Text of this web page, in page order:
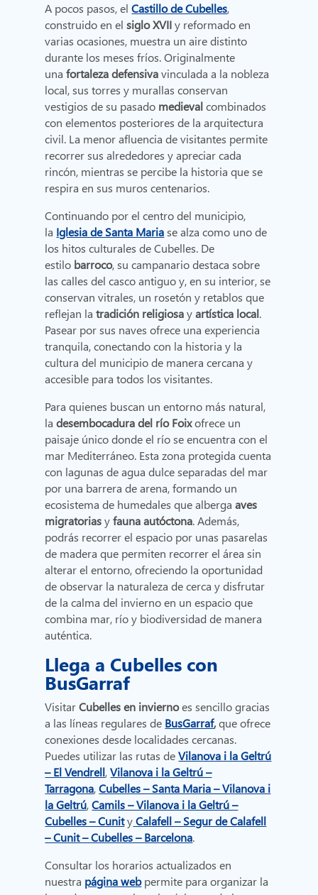
A pocos pasos, elCastillo de Cubelles,
construido en elsiglo XVIIy reformado en
varias ocasiones, muestra un aire distinto
durante los meses fríos. Originalmente
unafortaleza defensivavinculada a la nobleza
local, sus torres y murallas conservan
vestigios de su pasado medievalcombinados
con elementos posteriores de la arquitectura
civil. La menor afluencia de visitantes permite
recorrer sus alrededores y apreciar cada
rincón, mientras se percibe la historia que se
respira en sus muros centenarios.
Continuando por el centro del municipio,
la Iglesia de Santa Mariase alza como uno de
los hitos culturales de Cubelles. De
estilo barroco, su campanario destaca sobre
las calles del casco antiguo y, en su interior, se
conservan vitrales, un rosetón y retablos que
reflejan la tradición religiosayartística local.
Pasear por sus naves ofrece una experiencia
tranquila, conectando con la historia y la
cultura del municipio de manera cercana y
accesible para todos los visitantes.
Para quienes buscan un entorno más natural,
ladesembocadura del río Foixofrece un
paisaje único donde el río se encuentra con el
mar Mediterráneo. Esta zona protegida cuenta
con lagunas de agua dulce separadas del mar
por una barrera de arena, formando un
ecosistema de humedales que albergaaves
migratoriasyfauna autóctona. Además,
podrás recorrer el espacio por unas pasarelas
de madera que permiten recorrer el área sin
alterar el entorno, ofreciendo la oportunidad
de observar la naturaleza de cerca y disfrutar
de la calma del invierno en un espacio que
combina mar, río y biodiversidad de manera
auténtica.
Llega a Cubelles con
BusGarraf
VisitarCubelles en inviernoes sencillo gracias
a las líneas regulares de BusGarraf,que ofrece
conexiones desde localidades cercanas.
Puedes utilizar las rutas deVilanova i la Geltrú
– El Vendrell,Vilanova i la Geltrú –
Tarragona, Cubelles – Santa Maria – Vilanova i
la Geltrú,Camils – Vilanova i la Geltrú –
Cubelles – CunityCalafell – Segur de Calafell
– Cunit – Cubelles – Barcelona.
Consultar los horarios actualizados en
nuestra página web permite para organizar la